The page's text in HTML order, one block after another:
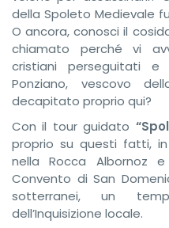
della Spoleto Medievale
O ancora, conosci il
chiamato perché vi
cristiani perseguitati
Ponziano, vescovo
decapitato proprio qui?
Con il tour guidato
proprio su questi fatti,
nella Rocca Albornoz
Convento di San
sotterranei, un
dell’Inquisizione locale.